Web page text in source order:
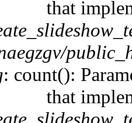
that
: count():
that